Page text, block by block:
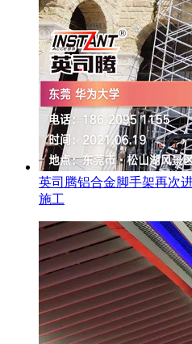
英司腾铝合金脚手架再次
施工